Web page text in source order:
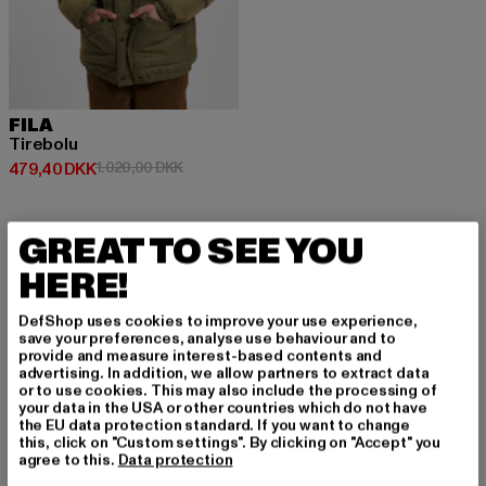
FILA
Tirebolu
479,40 DKK
Nuværende pris: 479,40 DKK
1.020,00 DKKKampagnepris: 1.020,00 DKK
TILMELD DIG FOR A
T BLIVE INSPIRERE
T!
Tilmeld dig vores nyhedsbrev her og modtag f
remtidige oplysninger om aktuelle trends, tilbu
GREAT TO SEE YOU
HERE!
DefShop uses cookies to improve your use experience,
save your preferences, analyse use behaviour and to
provide and measure interest-based contents and
advertising. In addition, we allow partners to extract data
or to use cookies. This may also include the processing of
your data in the USA or other countries which do not have
the EU data protection standard. If you want to change
this, click on "Custom settings". By clicking on "Accept" you
agree to this. Data protection